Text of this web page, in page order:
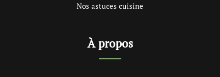
Nos astuces cuisine
À propos